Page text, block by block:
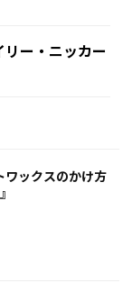
リー・ニッカー
ワックスのかけ方